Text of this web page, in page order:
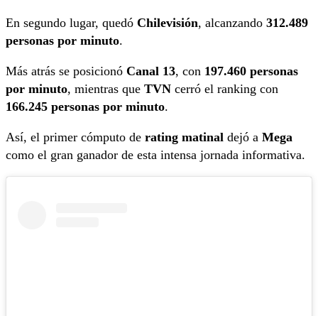
En segundo lugar, quedó Chilevisión, alcanzando 312.489
personas por minuto.
Más atrás se posicionó Canal 13, con 197.460 personas
por minuto, mientras que TVN cerró el ranking con
166.245 personas por minuto.
Así, el primer cómputo de rating matinal dejó a Mega
como el gran ganador de esta intensa jornada informativa.